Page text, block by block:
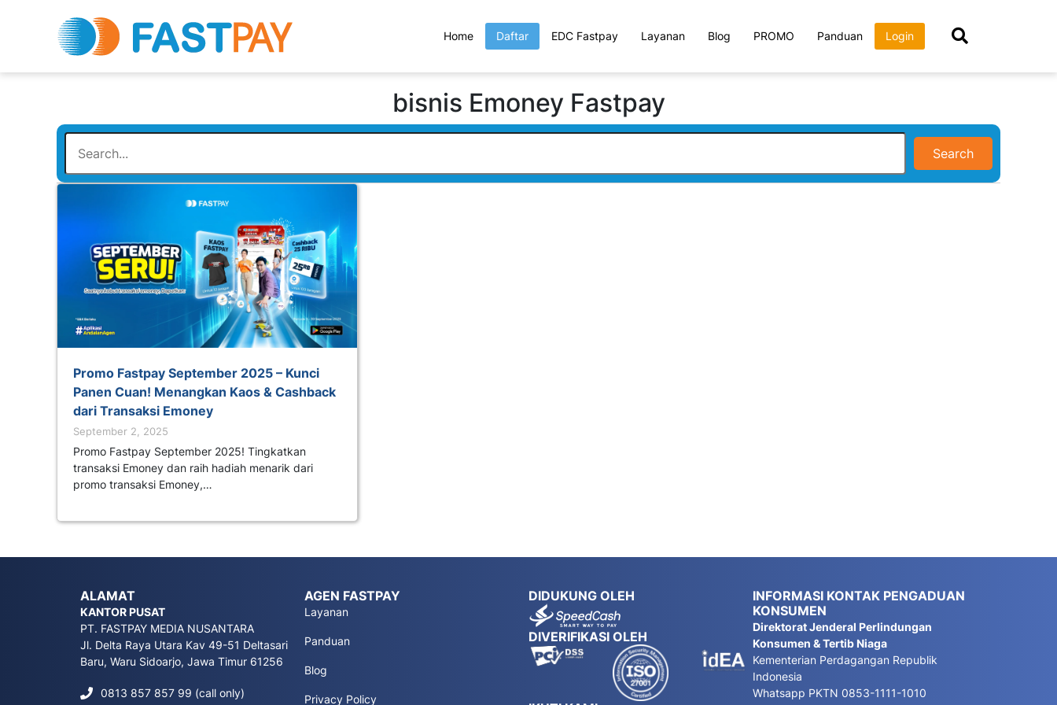
Home Daftar EDC Fastpay Layanan Blog PROMO Panduan Login
bisnis Emoney Fastpay
Search
Promo Fastpay September 2025 – Kunci
Panen Cuan! Menangkan Kaos & Cashback
dari Transaksi Emoney
September 2, 2025
Promo Fastpay September 2025! Tingkatkan
transaksi Emoney dan raih hadiah menarik dari
promo transaksi Emoney,…
ALAMAT
KANTOR PUSAT
PT. FASTPAY MEDIA NUSANTARA
Jl. Delta Raya Utara Kav 49-51 Deltasari
Baru, Waru Sidoarjo, Jawa Timur 61256
0813 857 857 99 (call only)
AGEN FASTPAY
Layanan
Panduan
Blog
Privacy Policy
DIDUKUNG OLEH
DIVERIFIKASI OLEH
INFORMASI KONTAK PENGADUAN
KONSUMEN
Direktorat Jenderal Perlindungan
Konsumen & Tertib Niaga
Kementerian Perdagangan Republik
Indonesia
Whatsapp PKTN 0853-1111-1010